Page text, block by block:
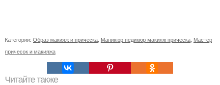
Категории: Образ макияж и прическа Маникюр педикюр макияж прическа Мастер
причесок и макияжа
Читайте также